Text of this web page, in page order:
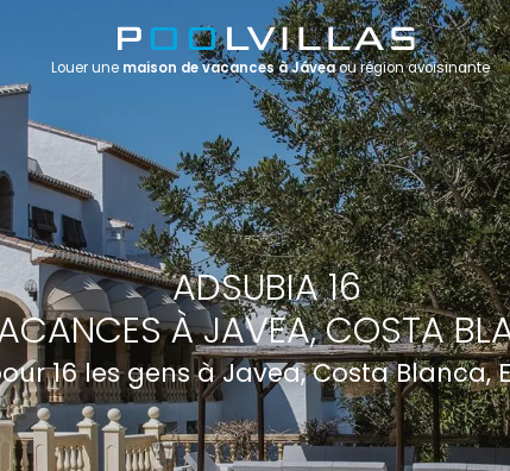
ADSUBIA 16
À JAVEA, COSTA
16 les gens à Javea, Costa Blanca,
Louer une maison de vacances à Jáveaou région avoisinante